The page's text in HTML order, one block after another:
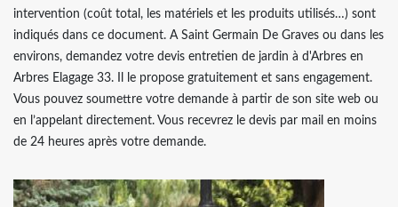
intervention (coût total, les matériels et les produits utilisés…) sont
indiqués dans ce document. A Saint Germain De Graves ou dans les
environs, demandez votre devis entretien de jardin à d'Arbres en
Arbres Elagage 33. Il le propose gratuitement et sans engagement.
Vous pouvez soumettre votre demande à partir de son site web ou
en l’appelant directement. Vous recevrez le devis par mail en moins
de 24 heures après votre demande.